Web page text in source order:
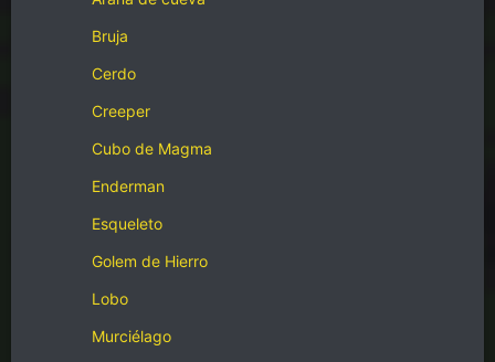
Bruja
Cerdo
Creeper
Cubo de Magma
Enderman
Esqueleto
Golem de Hierro
Lobo
Murciélago